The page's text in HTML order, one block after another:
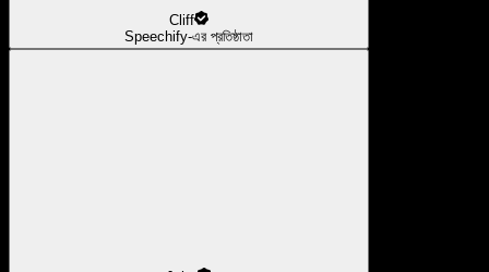
Cliff
Speechify-এর প্রতিষ্ঠাতা